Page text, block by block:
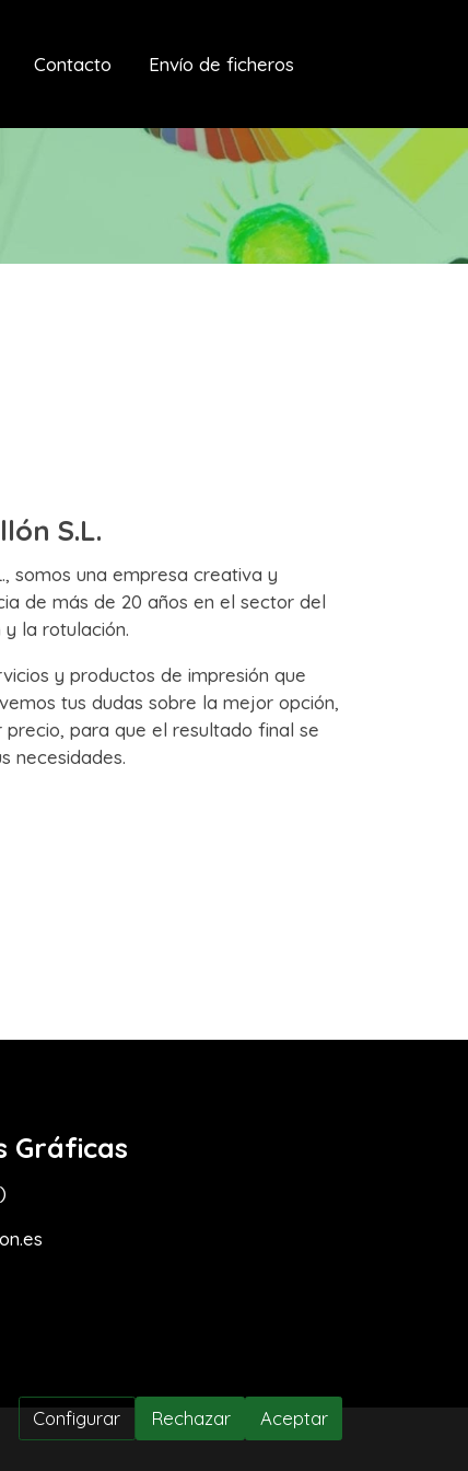
Contacto Envío de ficheros
S.L.
somos una empresa creativa y
de más de 20 años en el sector del
la rotulación.
y productos de impresión que
tus dudas sobre la mejor opción,
para que el resultado final se
necesidades.
Gráficas
Configurar Rechazar Aceptar